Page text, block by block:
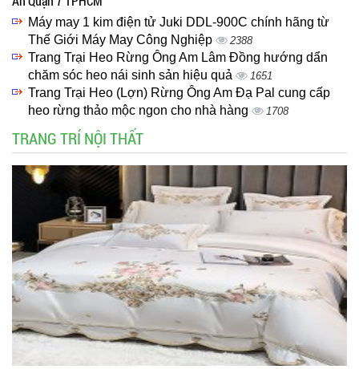
Máy may 1 kim điện tử Juki DDL-900C chính hãng từ
Thế Giới Máy May Công Nghiệp
2388
Trang Trại Heo Rừng Ông Am Lâm Đồng hướng dẩn
chăm sóc heo nái sinh sản hiệu quả
1651
Trang Trại Heo (Lợn) Rừng Ông Am Đạ Pal cung cấp
heo rừng thảo mộc ngon cho nhà hàng
1708
TRANG TRÍ NỘI THẤT